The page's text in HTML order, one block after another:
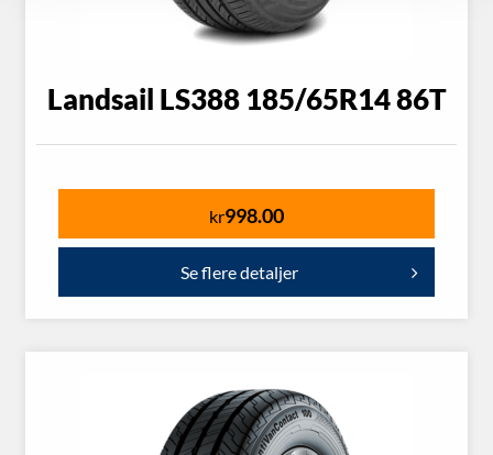
Landsail LS388 185/65R14 86T
kr998.00
Se flere detaljer